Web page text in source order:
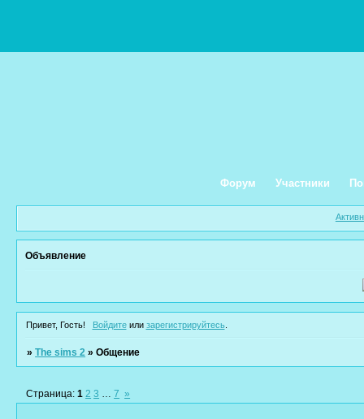
Форум Участники
Объявление
Привет, Гость! Войдитеили зарегистрируйтесь.
»The sims 2 »Общение
Страница:1 2 3 … 7 »